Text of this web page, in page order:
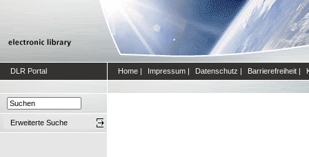
DLR Portal Home | Impressum | Datenschutz | Barrierefreiheit |
Erweiterte Suche